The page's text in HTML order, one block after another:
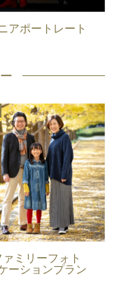
アポートレート
ァミリーフォト
ーションプラン